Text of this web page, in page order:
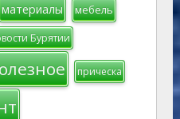
материалы мебель
Бурятии
прическа